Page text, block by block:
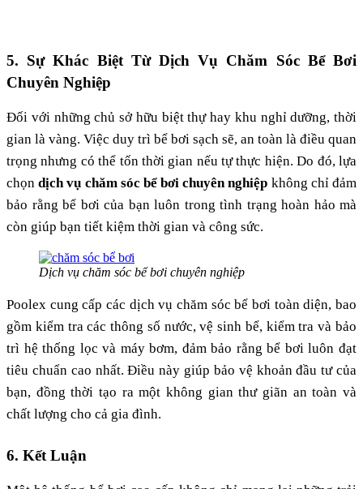
5. Sự Khác Biệt Từ Dịch Vụ Chăm Sóc Bể Bơi
Chuyên Nghiệp
Đối với những chủ sở hữu biệt thự hay khu nghỉ dưỡng, thời
gian là vàng. Việc duy trì bể bơi sạch sẽ, an toàn là điều quan
trọng nhưng có thể tốn thời gian nếu tự thực hiện. Do đó, lựa
chọndịch vụ chăm sóc bể bơi chuyên nghiệp không chỉ đảm
bảo rằng bể bơi của bạn luôn trong tình trạng hoàn hảo mà
còn giúp bạn tiết kiệm thời gian và công sức​.
Dịch vụ chăm sóc bể bơi chuyên nghiệp
Poolex cung cấp các dịch vụ chăm sóc bể bơi toàn diện, bao
gồm kiểm tra các thông số nước, vệ sinh bể, kiểm tra và bảo
trì hệ thống lọc và máy bơm, đảm bảo rằng bể bơi luôn đạt
tiêu chuẩn cao nhất. Điều này giúp bảo vệ khoản đầu tư của
bạn, đồng thời tạo ra một không gian thư giãn an toàn và
chất lượng cho cả gia đình.
6. Kết Luận